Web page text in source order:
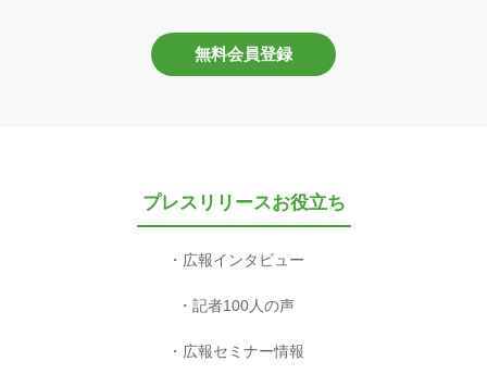
無料会員登録
プレスリリースお役立ち
広報インタビュー
記者100人の声
広報セミナー情報